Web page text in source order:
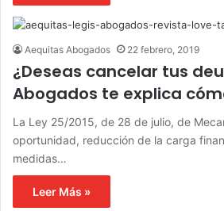
Aequitas Abogados 22 febrero, 2019
¿Deseas cancelar tus
Abogados te explica
La Ley 25/2015, de 28 de julio, de
oportunidad, reducción de la carga
medidas…
Leer Más »